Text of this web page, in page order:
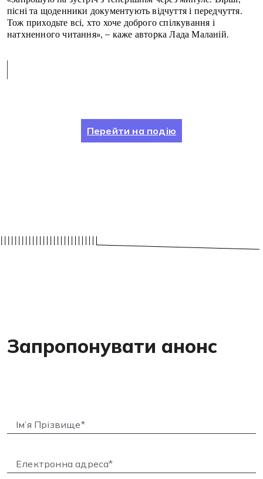
пісні та щоденники документують відчуття і передчуття.
Тож приходьте всі, хто хоче доброго спілкування і
натхненного читання», – каже авторка Лада Маланій.
Перейти на подію
Запропонувати анонс